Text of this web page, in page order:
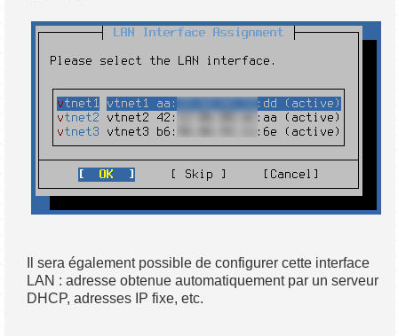
Il sera également possible de configurer cette interface
LAN : adresse obtenue automatiquement par un serveur
DHCP, adresses IP fixe, etc.